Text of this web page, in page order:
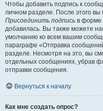
Чтобы добавить подпись к
личном разделе. После этого
Присоединить подпись в форме
добавилась. Вы также можете
умолчанию ко всем вашим
параграфе «Отправка
разделе. Несмотря на это, вы
отдельных сообщениях, убрав
отправки сообщения.
Вернуться к началу
Как мне создать опрос?